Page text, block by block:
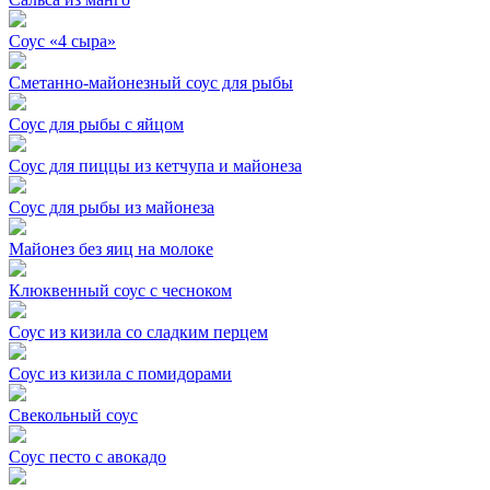
Соус «4 сыра»
Сметанно-майонезный соус для рыбы
Соус для рыбы с яйцом
Соус для пиццы из кетчупа и майонеза
Соус для рыбы из майонеза
Майонез без яиц на молоке
Клюквенный соус с чесноком
Соус из кизила со сладким перцем
Соус из кизила с помидорами
Свекольный соус
Соус песто с авокадо